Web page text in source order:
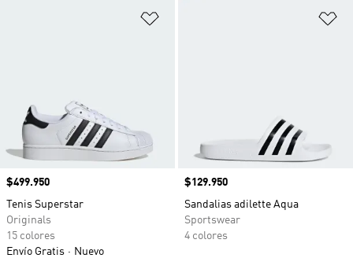
Precio
$499.950
Tenis Superstar
Originals
15 colores
Envío Gratis
Nuevo
Precio
$129.950
Sandalias adilette Aqua
Sportswear
4 colores